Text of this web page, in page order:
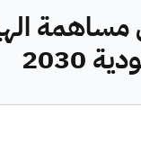
2030